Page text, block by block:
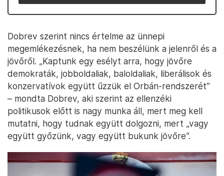
Dobrev szerint nincs értelme az ünnepi
megemlékezésnek, ha nem beszélünk a jelenről és a
jövőről. „Kaptunk egy esélyt arra, hogy jövőre
demokraták, jobboldaliak, baloldaliak, liberálisok és
konzervatívok együtt űzzük el Orbán-rendszerét”
– mondta Dobrev, aki szerint az ellenzéki
politikusok előtt is nagy munka áll, mert meg kell
mutatni, hogy tudnak együtt dolgozni, mert „vagy
együtt győzünk, vagy együtt bukunk jövőre”.